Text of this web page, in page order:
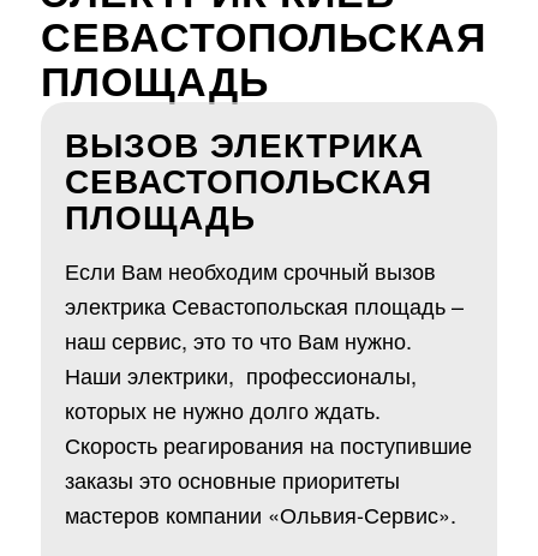
СЕВАСТОПОЛЬСКАЯ
ПЛОЩАДЬ
ВЫЗОВ ЭЛЕКТРИКА
СЕВАСТОПОЛЬСКАЯ
ПЛОЩАДЬ
Если Вам необходим срочный вызов
электрика Севастопольская площадь –
наш сервис, это то что Вам нужно.
Наши электрики, профессионалы,
которых не нужно долго ждать.
Скорость реагирования на поступившие
заказы это основные приоритеты
мастеров компании «Ольвия-Сервис».